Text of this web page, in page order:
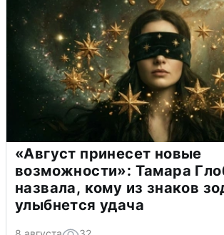
«Август принесет новые
возможности»: Тамара
назвала, кому из знаков
улыбнется удача